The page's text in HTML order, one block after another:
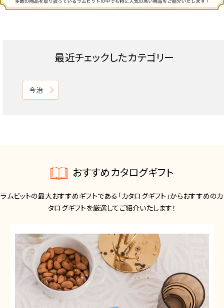
最近チェックしたカテゴリー
今治
おすすめカタログギフト
ラムビットの最大おすすめギフトである「カタログギフト」からおすすめのカ
タログギフトを厳選してご紹介いたします！